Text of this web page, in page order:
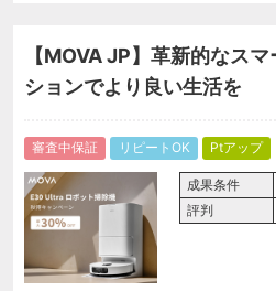
【MOVA JP】革新的なス
ションでより良い生活を
審査中保証 リピートOK Ptアップ
成果条件
評判